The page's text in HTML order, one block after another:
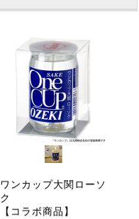
ワンカップ大関ローソ
ク
【コラボ商品】